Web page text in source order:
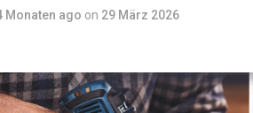
Monaten ago on 29 März 2026